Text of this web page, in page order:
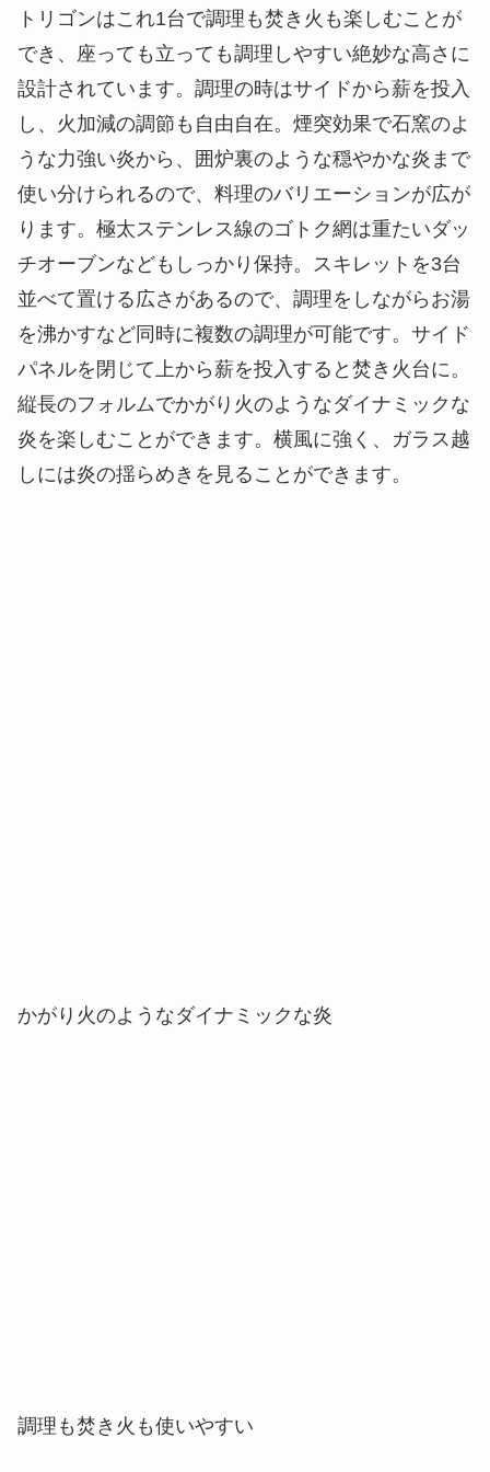
トリゴンはこれ1台で調理も焚き火も楽しむことが
でき、座っても立っても調理しやすい絶妙な高さに
設計されています。調理の時はサイドから薪を投入
し、火加減の調節も自由自在。煙突効果で石窯のよ
うな力強い炎から、囲炉裏のような穏やかな炎まで
使い分けられるので、料理のバリエーションが広が
ります。極太ステンレス線のゴトク網は重たいダッ
チオーブンなどもしっかり保持。スキレットを3台
並べて置ける広さがあるので、調理をしながらお湯
を沸かすなど同時に複数の調理が可能です。サイド
パネルを閉じて上から薪を投入すると焚き火台に。
縦長のフォルムでかがり火のようなダイナミックな
炎を楽しむことができます。横風に強く、ガラス越
しには炎の揺らめきを見ることができます。